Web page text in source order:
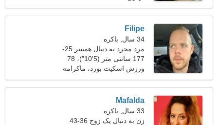
Filipe
34 سال, باکره
مرد مجرد به دنبال همسر 25-
31
177 سانتی متر (5'10")، 78
کیلوگرم (171 پوند)
ورزش اسکیت بورد، ماکرامه
Mafalda
33 سال, باکره
زن به دنبال یک زوج 36-43